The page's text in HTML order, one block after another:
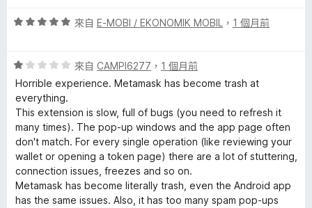
的
評
論
分
滿
分
評
分
，
滿
分
5
分
來自 E-MOBI / EKONOMIK MOBIL ， 1 個月前
評
價
1
分
，
滿
分
5
分
來自 CAMPI6277 ， 1 個月前
Horrible experience. Metamask has become trash at
everything.
This extension is slow, full of bugs (you need to refresh it
many times). The pop-up windows and the app page often
don't match. For every single operation (like reviewing your
wallet or opening a token page) there are a lot of stuttering,
connection issues, freezes and so on.
Metamask has become literally trash, even the Android app
has the same issues. Also, it has too many spam pop-ups